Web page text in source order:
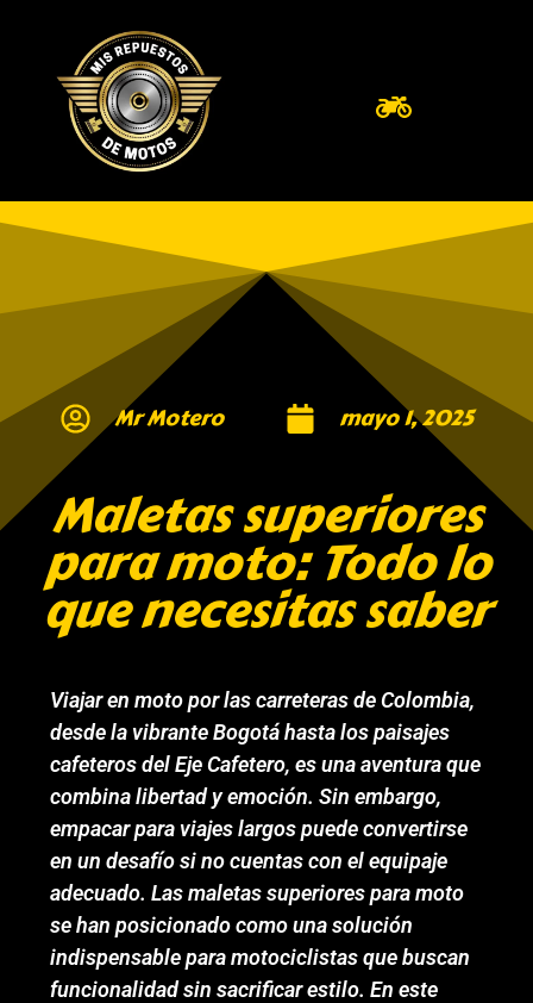
Mr Motero mayo 1, 2025
Maletas superiores
para moto: Todo lo
que necesitas saber
Viajar en moto por las carreteras de Colombia,
desde la vibrante Bogotá hasta los paisajes
cafeteros del Eje Cafetero, es una aventura que
combina libertad y emoción. Sin embargo,
empacar para viajes largos puede convertirse
en un desafío si no cuentas con el equipaje
adecuado. Las maletas superiores para moto
se han posicionado como una solución
indispensable para motociclistas que buscan
funcionalidad sin sacrificar estilo. En este